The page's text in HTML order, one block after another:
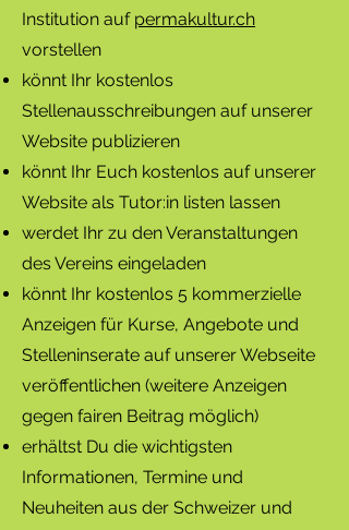
Institution auf permakultur.ch
vorstellen
könnt Ihr kostenlos
Stellenausschreibungen auf unserer
Website publizieren
könnt Ihr Euch kostenlos auf unserer
Website als Tutor:in listen lassen
werdet Ihr zu den Veranstaltungen
des Vereins eingeladen
könnt Ihr kostenlos 5 kommerzielle
Anzeigen für Kurse, Angebote und
Stelleninserate auf unserer Webseite
veröffentlichen (weitere Anzeigen
gegen fairen Beitrag möglich)
erhältst Du die wichtigsten
Informationen, Termine und
Neuheiten aus der Schweizer und